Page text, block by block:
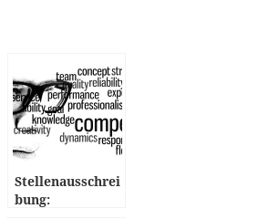
Stellenausschrei
bung: